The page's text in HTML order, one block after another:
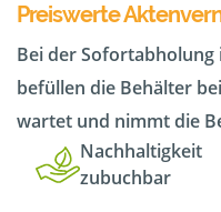
Preiswerte
Bei der Sofortabholung
befüllen die Behälter
wartet und nimmt die
Nachhaltigkeit
zubuchbar